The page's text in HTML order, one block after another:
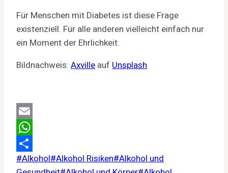
Für Menschen mit Diabetes ist diese Frage
existenziell. Für alle anderen vielleicht einfach nur
ein Moment der Ehrlichkeit.
Bildnachweis: Axville auf Unsplash
Email
WhatsApp
Teilen
Schlagworte:
#Alkohol#Alkohol Risiken#Alkohol und